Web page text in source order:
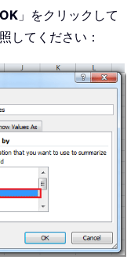
OK 」をクリックして
してください：